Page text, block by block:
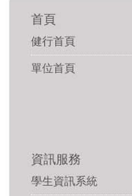
首頁
健行首頁
單位首頁
資訊服務
學生資訊系統